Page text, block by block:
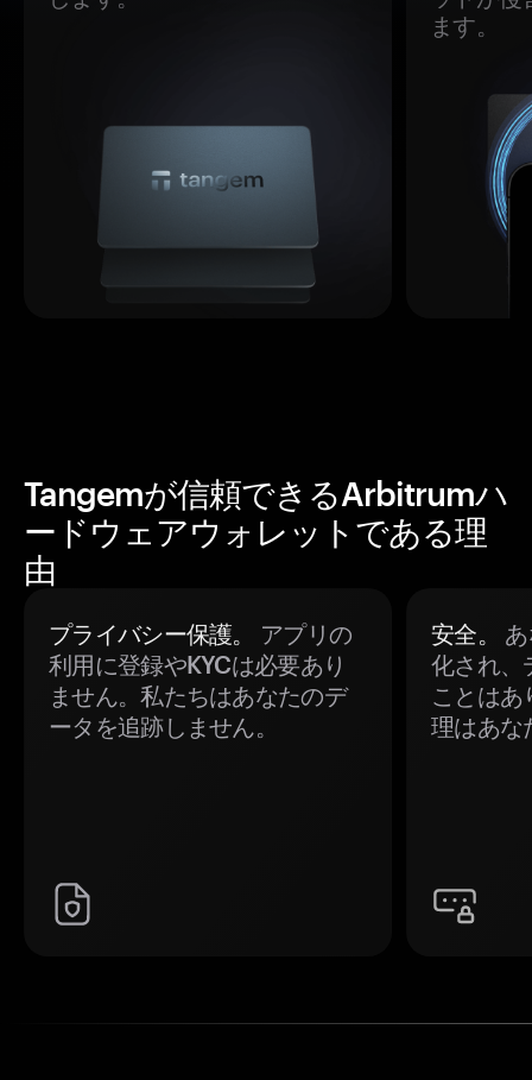
ます。
Tangemが信頼できるArbitrumハ
ードウェアウォレットである理
由
プライバシー保護。
アプリの
利用に登録やKYCは必要あり
ません。私たちはあなたのデ
ータを追跡しません。
安全。
化され、
ことはあ
理はあな